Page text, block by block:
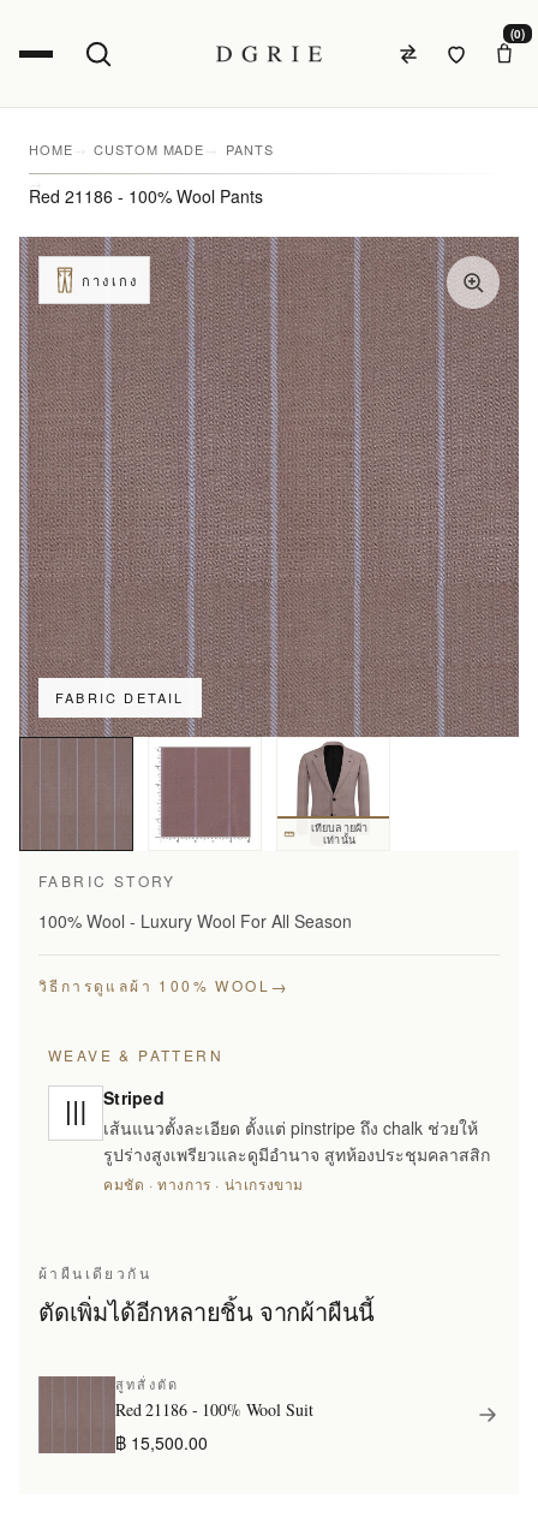
(0)
HOME CUSTOM MADE PANTS
Red 21186 - 100% Wool Pants
FABRIC DETAIL
กางเกง
เทียบลายผ้า
เท่านั้น
FABRIC STORY
100% Wool - Luxury Wool For All Season
วิธีการดูแลผ้า 100% WOOL →
WEAVE & PATTERN
Striped
เส้นแนวตั้งละเอียด ตั้งแต่ pinstripe ถึง chalk ช่วยให้
รูปร่างสูงเพรียวและดูมีอำนาจ สูทห้องประชุมคลาสสิก
คมชัด · ทางการ · น่าเกรงขาม
ผ้าผืนเดียวกัน
ตัดเพิ่มได้อีกหลายชิ้น จากผ้าผืนนี้
สูทสั่งตัด
Red 21186 - 100% Wool Suit
฿ 15,500.00